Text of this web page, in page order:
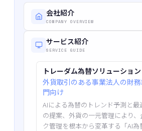
会社紹介
COMPANY OVERVIEW
サービス紹介
SERVICE GUIDE
トレーダム為替ソリューション
外貨取引のある事業法人の財
門向け
AIによる為替のトレンド予測と
の提案、外貨の一元管理により
ク管理を根本から変革する「AI